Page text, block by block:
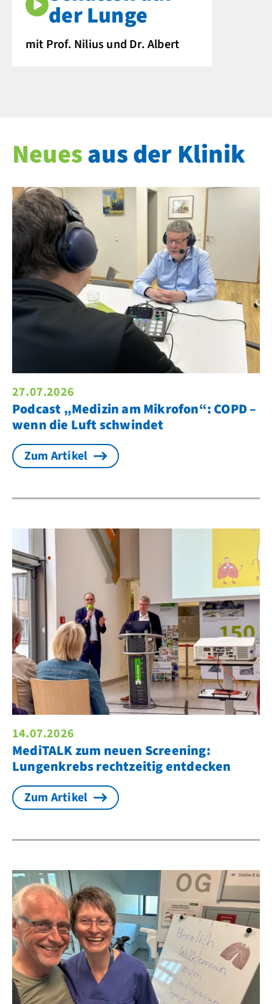
der Lunge
mit Prof. Nilius und Dr. Albert
Neuesaus der Klinik
27.07.2026
Podcast „Medizin am Mikrofon“: COPD –
wenn die Luft schwindet
Zum Artikel
14.07.2026
MediTALK zum neuen Screening:
Lungenkrebs rechtzeitig entdecken
Zum Artikel